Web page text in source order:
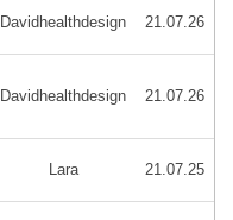
Davidhealthdesign 21.07.26
Davidhealthdesign 21.07.26
Lara 21.07.25